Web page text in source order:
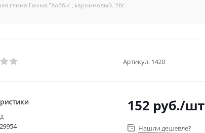
глина Гамма "Хобби", карминовый, 56г
Артикул: 1420
152 руб./шт
Нашли дешевле?